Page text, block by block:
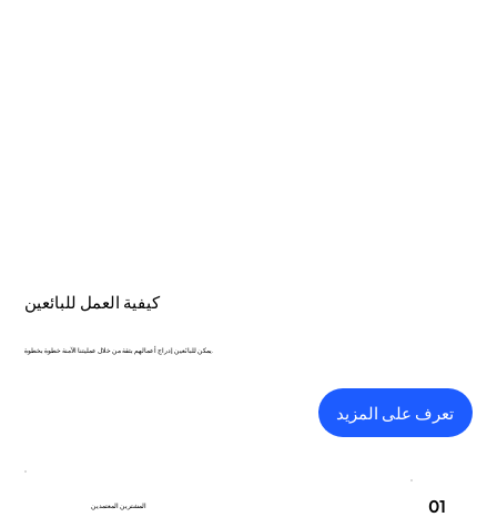
كيفية العمل للبائعين
يمكن للبائعين إدراج أعمالهم بثقة من خلال عمليتنا الآمنة خطوة بخطوة.
تعرف على المزيد
المشترين المعتمدين 01